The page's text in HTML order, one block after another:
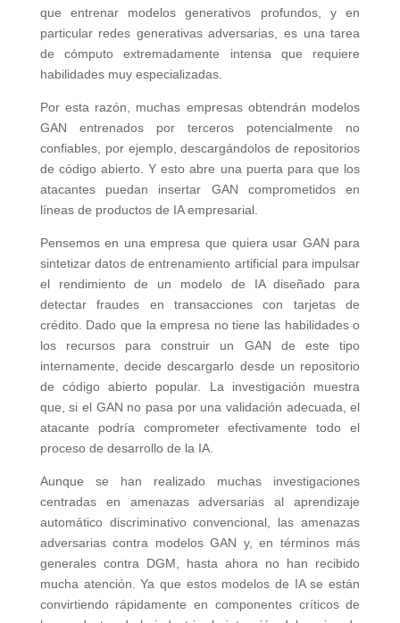
que entrenar modelos generativos profundos, y en
particular redes generativas adversarias, es una tarea
de cómputo extremadamente intensa que requiere
habilidades muy especializadas.
Por esta razón, muchas empresas obtendrán modelos
GAN entrenados por terceros potencialmente no
confiables, por ejemplo, descargándolos de repositorios
de código abierto. Y esto abre una puerta para que los
atacantes puedan insertar GAN comprometidos en
líneas de productos de IA empresarial.
Pensemos en una empresa que quiera usar GAN para
sintetizar datos de entrenamiento artificial para impulsar
el rendimiento de un modelo de IA diseñado para
detectar fraudes en transacciones con tarjetas de
crédito. Dado que la empresa no tiene las habilidades o
los recursos para construir un GAN de este tipo
internamente, decide descargarlo desde un repositorio
de código abierto popular. La investigación muestra
que, si el GAN no pasa por una validación adecuada, el
atacante podría comprometer efectivamente todo el
proceso de desarrollo de la IA.
Aunque se han realizado muchas investigaciones
centradas en amenazas adversarias al aprendizaje
automático discriminativo convencional, las amenazas
adversarias contra modelos GAN y, en términos más
generales contra DGM, hasta ahora no han recibido
mucha atención. Ya que estos modelos de IA se están
convirtiendo rápidamente en componentes críticos de